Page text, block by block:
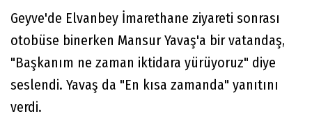
Geyve'de Elvanbey İmarethane ziyareti sonrası
otobüse binerken Mansur Yavaş'a bir vatandaş,
"Başkanım ne zaman iktidara yürüyoruz" diye
seslendi. Yavaş da "En kısa zamanda" yanıtını
verdi.